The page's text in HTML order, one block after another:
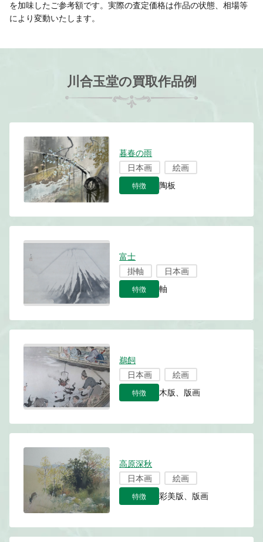
を加味したご参考額です。実際の査定価格は作品の状態、相場等
により変動いたします。
川合玉堂の買取作品例
暮春の雨
日本画
絵画
特徴 陶板
富士
掛軸
日本画
特徴 軸
鵜飼
日本画
絵画
特徴 木版、版画
高原深秋
日本画
絵画
特徴 彩美版、版画